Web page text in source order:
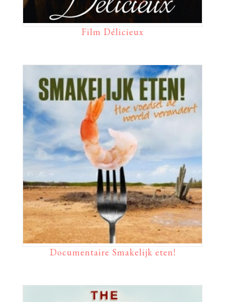
Film Délicieux
Documentaire Smakelijk eten!